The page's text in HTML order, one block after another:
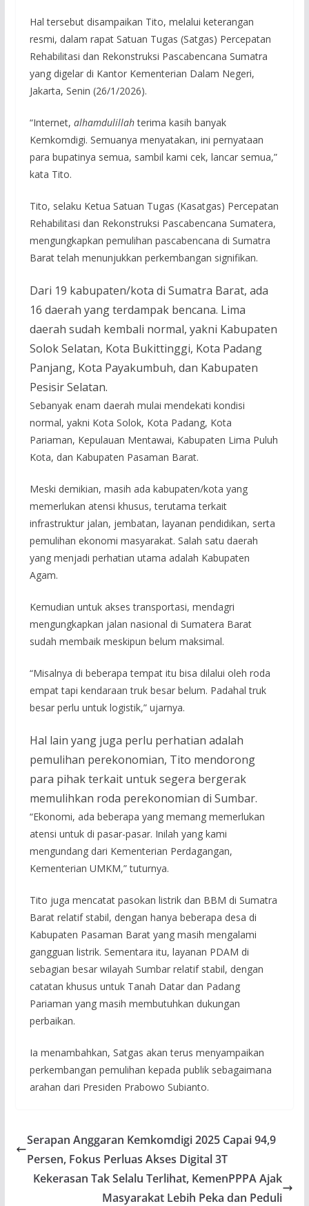
Hal tersebut disampaikan Tito, melalui keterangan
resmi, dalam rapat Satuan Tugas (Satgas) Percepatan
Rehabilitasi dan Rekonstruksi Pascabencana Sumatra
yang digelar di Kantor Kementerian Dalam Negeri,
Jakarta, Senin (26/1/2026).
“Internet, alhamdulillahterima kasih banyak
Kemkomdigi. Semuanya menyatakan, ini pernyataan
para bupatinya semua, sambil kami cek, lancar semua,”
kata Tito.
Tito, selaku Ketua Satuan Tugas (Kasatgas) Percepatan
Rehabilitasi dan Rekonstruksi Pascabencana Sumatera,
mengungkapkan pemulihan pascabencana di Sumatra
Barat telah menunjukkan perkembangan signifikan.
Dari 19 kabupaten/kota di Sumatra Barat, ada
16 daerah yang terdampak bencana. Lima
daerah sudah kembali normal, yakni Kabupaten
Solok Selatan, Kota Bukittinggi, Kota Padang
Panjang, Kota Payakumbuh, dan Kabupaten
Pesisir Selatan.
Sebanyak enam daerah mulai mendekati kondisi
normal, yakni Kota Solok, Kota Padang, Kota
Pariaman, Kepulauan Mentawai, Kabupaten Lima Puluh
Kota, dan Kabupaten Pasaman Barat.
Meski demikian, masih ada kabupaten/kota yang
memerlukan atensi khusus, terutama terkait
infrastruktur jalan, jembatan, layanan pendidikan, serta
pemulihan ekonomi masyarakat. Salah satu daerah
yang menjadi perhatian utama adalah Kabupaten
Agam.
Kemudian untuk akses transportasi, mendagri
mengungkapkan jalan nasional di Sumatera Barat
sudah membaik meskipun belum maksimal.
“Misalnya di beberapa tempat itu bisa dilalui oleh roda
empat tapi kendaraan truk besar belum. Padahal truk
besar perlu untuk logistik,” ujarnya.
Hal lain yang juga perlu perhatian adalah
pemulihan perekonomian, Tito mendorong
para pihak terkait untuk segera bergerak
memulihkan roda perekonomian di Sumbar.
“Ekonomi, ada beberapa yang memang memerlukan
atensi untuk di pasar-pasar. Inilah yang kami
mengundang dari Kementerian Perdagangan,
Kementerian UMKM,” tuturnya.
Tito juga mencatat pasokan listrik dan BBM di Sumatra
Barat relatif stabil, dengan hanya beberapa desa di
Kabupaten Pasaman Barat yang masih mengalami
gangguan listrik. Sementara itu, layanan PDAM di
sebagian besar wilayah Sumbar relatif stabil, dengan
catatan khusus untuk Tanah Datar dan Padang
Pariaman yang masih membutuhkan dukungan
perbaikan.
Ia menambahkan, Satgas akan terus menyampaikan
perkembangan pemulihan kepada publik sebagaimana
arahan dari Presiden Prabowo Subianto.
Serapan Anggaran Kemkomdigi 2025 Capai 94,9
Persen, Fokus Perluas Akses Digital 3T
Kekerasan Tak Selalu Terlihat, KemenPPPA Ajak
Masyarakat Lebih Peka dan Peduli